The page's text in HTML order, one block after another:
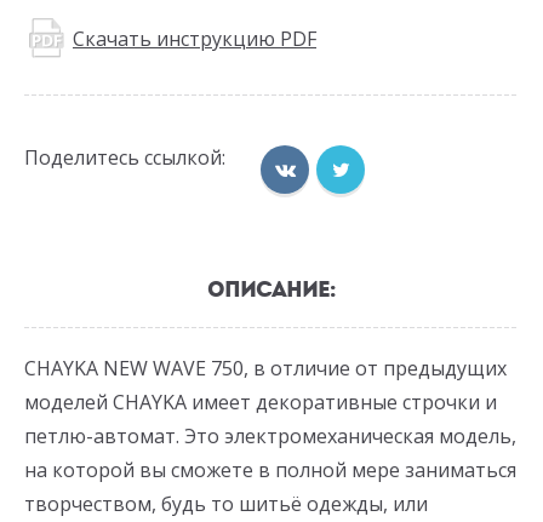
Скачать инструкцию PDF
Поделитесь ссылкой:
ОПИСАНИЕ:
CHAYKA NEW WAVE 750, в отличие от предыдущих
моделей CHAYKA имеет декоративные строчки и
петлю-автомат. Это электромеханическая модель,
на которой вы сможете в полной мере заниматься
творчеством, будь то шитьё одежды, или